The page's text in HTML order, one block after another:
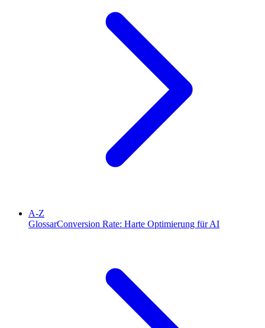
A-Z
GlossarConversion Rate: Harte Optimierung für AI